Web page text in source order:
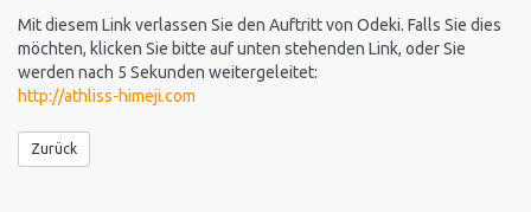
Mit diesem Link verlassen Sie den Auftritt von Odeki. Falls Sie dies
möchten, klicken Sie bitte auf unten stehenden Link, oder Sie
werden nach 5 Sekunden weitergeleitet:
http://athliss-himeji.com
Zurück